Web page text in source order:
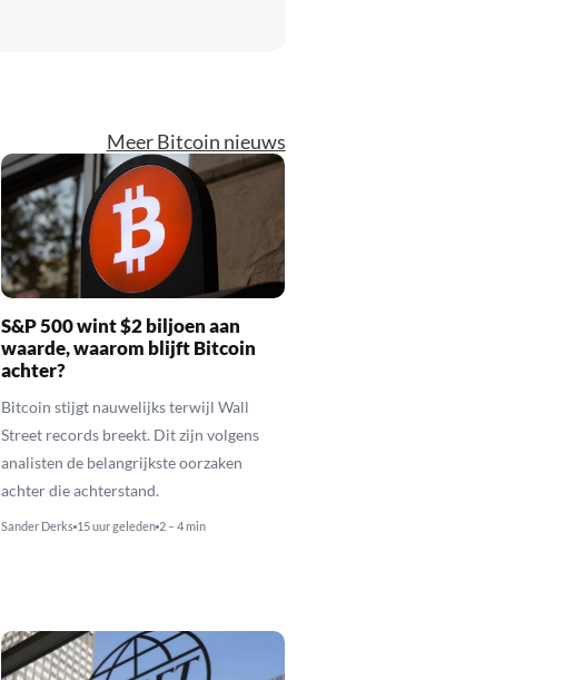
Meer Bitcoin nieuws
S&P 500 wint $2 biljoen aan
waarde, waarom blijft Bitcoin
achter?
Bitcoin stijgt nauwelijks terwijl Wall
Street records breekt. Dit zijn volgens
analisten de belangrijkste oorzaken
achter die achterstand.
Sander Derks 15 uur geleden 2 – 4 min